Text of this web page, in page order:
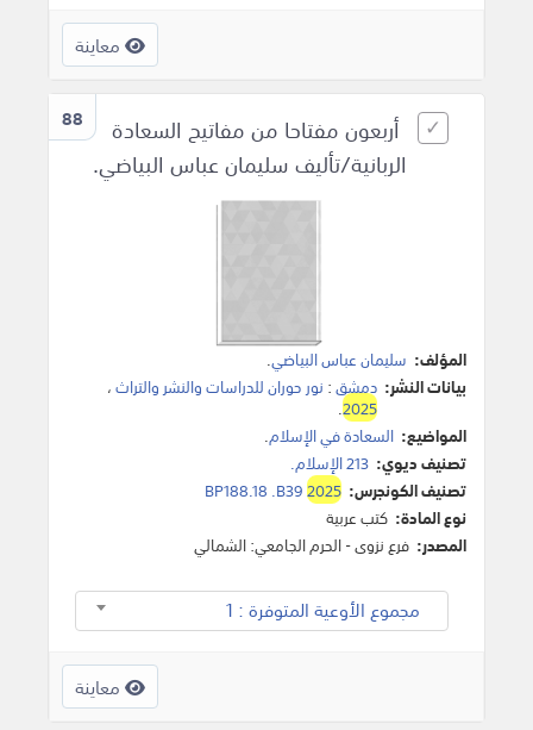
معاينة
88
أربعون مفتاحا من مفاتيح السعادة
الربانية/تأليف سليمان عباس البياضي.
المؤلف: سليمان عباس البياضي.
بيانات النشر: دمشق: نور حوران للدراسات والنشر والتراث،
2025
.
المواضيع: السعادة في الإسلام.
تصنيف ديوي: 213 الإسلام.
تصنيف الكونجرس:
BP188.18 .B392025
نوع المادة: كتب عربية
المصدر: فرع نزوى - الحرم الجامعي: الشمالي
مجموع الأوعية المتوفرة : 1
معاينة